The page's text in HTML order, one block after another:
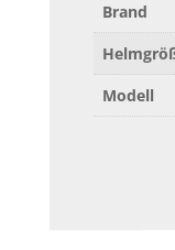
Brand
Modell